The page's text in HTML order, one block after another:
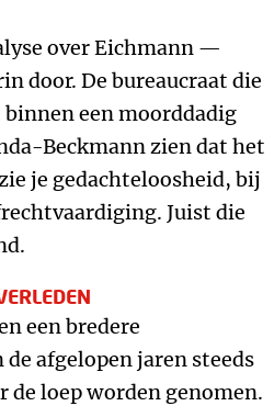
over Eichmann —
door. De bureaucraat die
een moorddadig
Beckmann zien dat het
je gedachteloosheid, bij
Juist die
een bredere
afgelopen jaren steeds
de loep worden genomen.